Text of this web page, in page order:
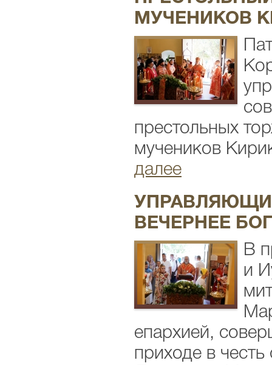
МУЧЕНИКОВ
престольных
мучеников
далее
ВЕЧЕРНЕЕ
В
и
епархией,
приходе в